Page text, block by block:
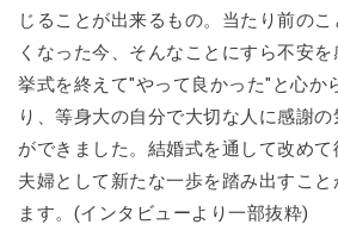
じることが出来るもの。当たり前の
くなった今、そんなことにすら不安を
挙式を終えて"やって良かった"と心か
り、等身大の自分で大切な人に感謝
ができました。結婚式を通して改めて
夫婦として新たな一歩を踏み出すこ
ます。(インタビューより一部抜粋)